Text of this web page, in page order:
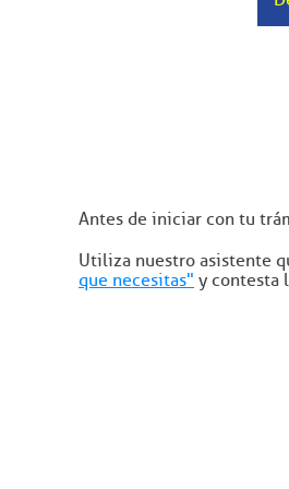
Antes de iniciar con tu
Utiliza nuestro asistente
que necesitas" y contesta